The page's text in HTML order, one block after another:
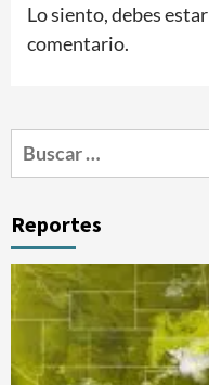
Lo siento, debes estar
comentario.
Buscar:
Reportes